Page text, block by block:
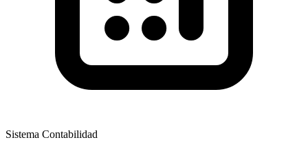
Sistema Contabilidad